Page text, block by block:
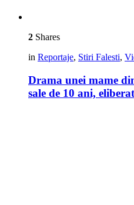
2 Shares
in Reportaje, Stiri Falesti,
Drama unei mame
sale de 10 ani,